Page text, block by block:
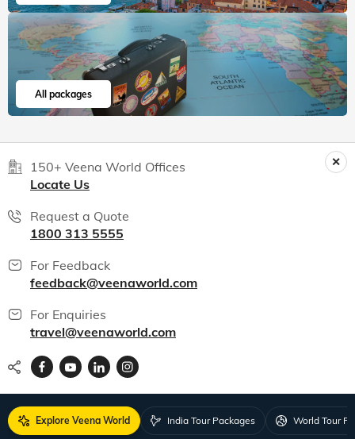
All packages
150+ Veena World Offices
Locate Us
Request a Quote
1800 313 5555
For Feedback
feedback@veenaworld.com
For Enquiries
travel@veenaworld.com
Explore Veena World India Tour Packages World Tour